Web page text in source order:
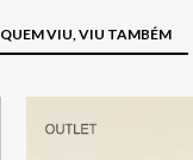
QUEM VIU, VIU TAMBÉM